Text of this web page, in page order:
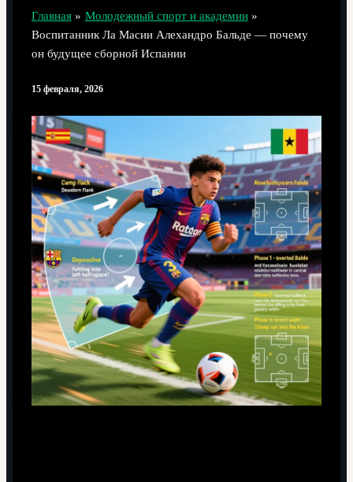
Главная
Молодежный спорт и академии
Воспитанник Ла Масии Алехандро Бальде — почему
он будущее сборной Испании
15 февраля, 2026